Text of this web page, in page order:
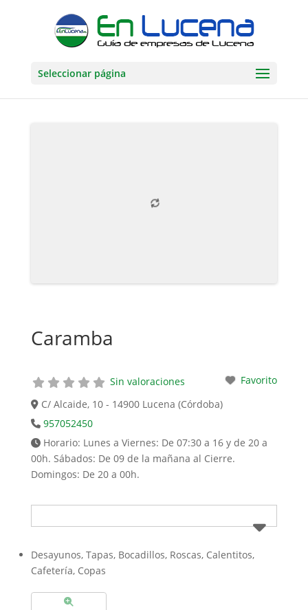
Seleccionar página
Caramba
Sin valoraciones
Favorito
C/ Alcaide, 10 - 14900 Lucena (Córdoba)
957052450
Horario: Lunes a Viernes: De 07:30 a 16 y de 20 a
00h. Sábados: De 09 de la mañana al Cierre.
Domingos: De 20 a 00h.
Desayunos, Tapas, Bocadillos, Roscas, Calentitos,
Cafetería, Copas